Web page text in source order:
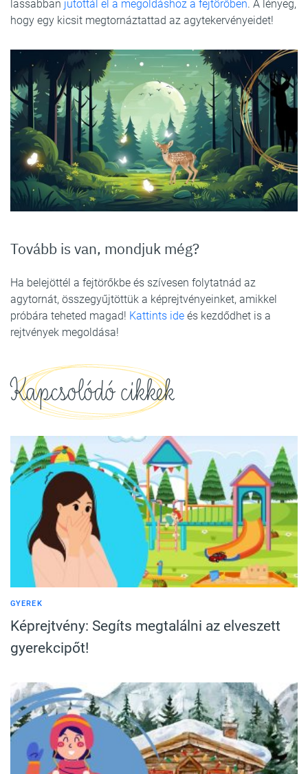
lassabban jutottál el a megoldáshoz a fejtörőben. A lényeg,
hogy egy kicsit megtornáztattad az agytekervényeidet!
Tovább is van, mondjuk még?
Ha belejöttél a fejtörőkbe és szívesen folytatnád az
agytornát, összegyűjtöttük a képrejtvényeinket, amikkel
próbára teheted magad! Kattints ide és kezdődhet is a
rejtvények megoldása!
Kapcsolódó cikkek
GYEREK
Képrejtvény: Segíts megtalálni az elveszett
gyerekcipőt!